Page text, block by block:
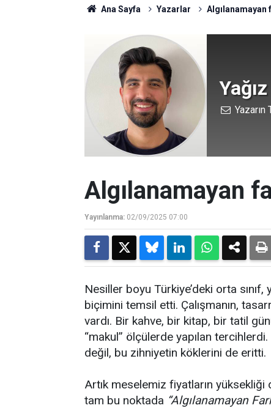
Ana Sayfa Yazarlar Algılanamayan
Yazarın
Algılanamayan
Yayınlanma: 02/09/2025 07:00
Nesiller boyu Türkiye’deki orta
biçimini temsil etti. Çalışmanın,
vardı. Bir kahve, bir kitap, bir tatil
“makul” ölçülerde yapılan
değil, bu zihniyetin köklerini de eritti.
Artık meselemiz fiyatların yüksekliği
tam bu noktada “Algılanamayan